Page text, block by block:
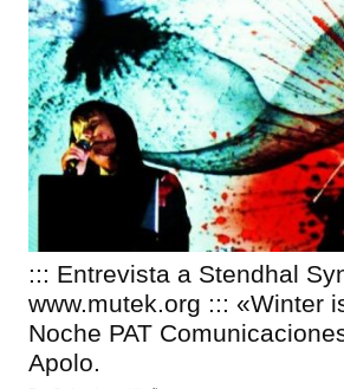
::: Entrevista a Stendhal
www.mutek.org ::: «Winter
Noche PAT
Apolo.